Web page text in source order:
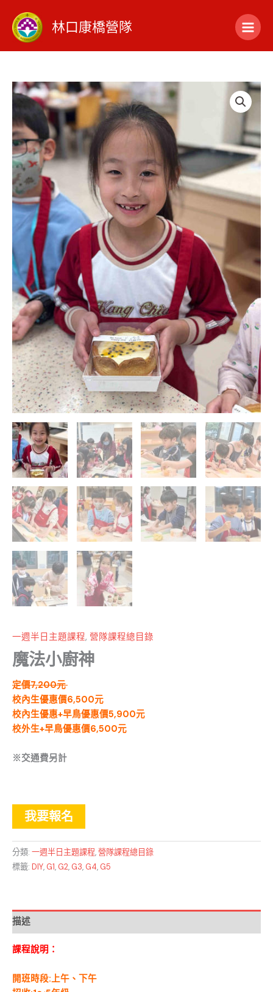
要
林口康橋營隊
一週半日主題課程, 營隊課程總目錄
魔法小廚神
定價7,200元
校內生優惠價6,500元
校內生優惠+早鳥優惠價5,900元
校外生+早鳥優惠價6,500元
※交通費另計
我要報名
分類: 一週半日主題課程,營隊課程總目錄
標籤: DIY, G1, G2, G3, G4, G5
描述
課程說明：
開班時段:上午、下午